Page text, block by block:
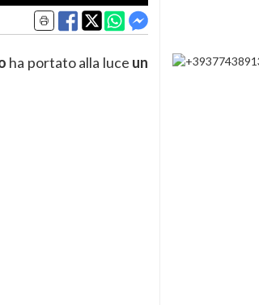
ha portato alla luce un